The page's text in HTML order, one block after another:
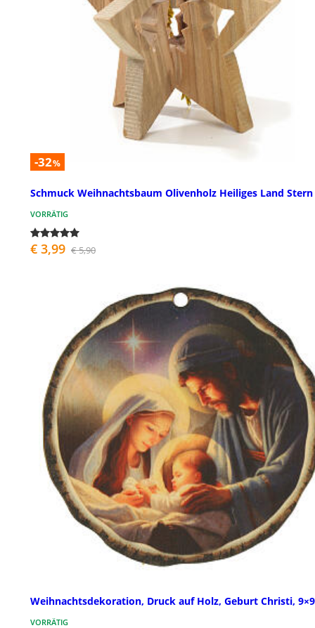
-32%
Schmuck Weihnachtsbaum Olivenholz Heiliges Land Stern
VORRÄTIG
€ 3,99 € 5,90
Weihnachtsdekoration, Druck auf Holz, Geburt Christi,
VORRÄTIG